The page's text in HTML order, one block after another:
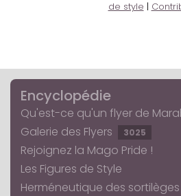
de style |
Encyclopédie
Qu'est-ce qu'un flyer de
Galerie des Flyers
3025
Rejoignez la Mago Pride !
Les Figures de Style
Herméneutique des sortilèges